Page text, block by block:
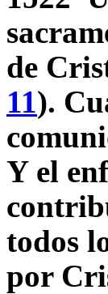
de
11).
Y el
todos
por